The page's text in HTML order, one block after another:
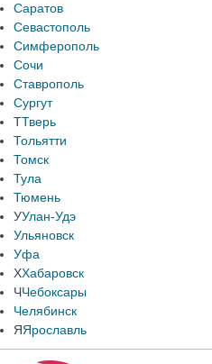
Саратов
Севастополь
Симферополь
Сочи
Ставрополь
Сургут
ТТверь
Тольятти
Томск
Тула
Тюмень
УУлан-Удэ
Ульяновск
Уфа
ХХабаровск
ЧЧебоксары
Челябинск
ЯЯрославль